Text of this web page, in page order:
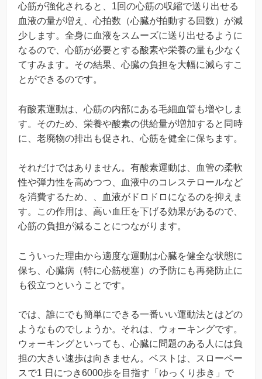
心筋が強化されると、1回の心筋の収縮で送り出せる
血液の量が増え、心拍数（心臓が拍動する回数）が減
少します。全身に血液をスムーズに送り出せるように
なるので、心筋が必要とする酸素や栄養の量も少なく
てすみます。その結果、心臓の負担を大幅に減らすこ
とができるのです。
有酸素運動は、心筋の内部にある毛細血管も増やしま
す。そのため、栄養や酸素の供給量が増加すると同時
に、老廃物の排出も促され、心筋を健全に保ちます。
それだけではありません。有酸素運動は、血管の柔軟
性や弾力性を高めつつ、血液中のコレステロールなど
を消費するため、、血液がドロドロになるのを抑えま
す。この作用は、高い血圧を下げる効果があるので、
心筋の負担が減ることにつながります。
こういった理由から適度な運動は心臓を健全な状態に
保ち、心臓病（特に心筋梗塞）の予防にも再発防止に
も役立つということです。
では、誰にでも簡単にできる一番いい運動法とはどの
ようなものでしょうか。それは、ウォーキングです。
ウォーキングといっても、心臓に問題のある人には負
担の大きい速歩は向きません。ベストは、スローペー
スで1 日につき6000歩を目指す「ゆっくり歩き」で